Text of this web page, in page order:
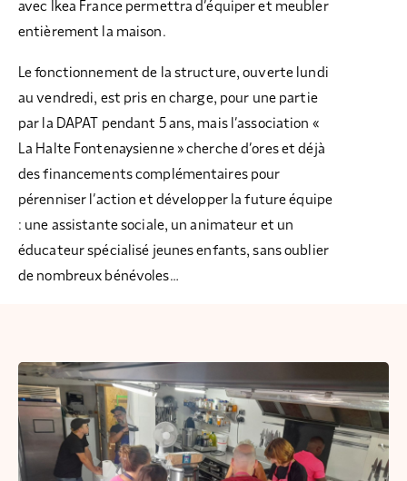
avec Ikea France permettra d’équiper et meubler
entièrement la maison.
Le fonctionnement de la structure, ouverte lundi
au vendredi, est pris en charge, pour une partie
par la DAPAT pendant 5 ans, mais l’association «
La Halte Fontenaysienne » cherche d’ores et déjà
des financements complémentaires pour
pérenniser l’action et développer la future équipe
: une assistante sociale, un animateur et un
éducateur spécialisé jeunes enfants, sans oublier
de nombreux bénévoles…